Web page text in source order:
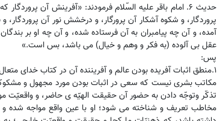
حدیث ۶. امام باقر علیه السّلام فرمودند: «آفرینش آن
پروردگار، و شکوه آشکار آن پرورگار، و درخشش نور آن
آمده، و آن چه پیامبران به آن فرستاده شده، و آن چه او بر
عقل بی آلوده (به فکر و وهم و خیال) می باشد، بس است.»
پس:
۱.منطق اثبات آفریده بودن عالم و آفریننده آن در کتاب خدای
مکاتب بشری نیست که سعی در اثبات بودن مورد مجهول و
تذکّر وتوجّه دادن به حضور آن حقیقت الهیّه ی حاضر، و واقعیّت
مخاطب تعریف و شناخته می شود؛ او با عین ‌واقع مواجه شده